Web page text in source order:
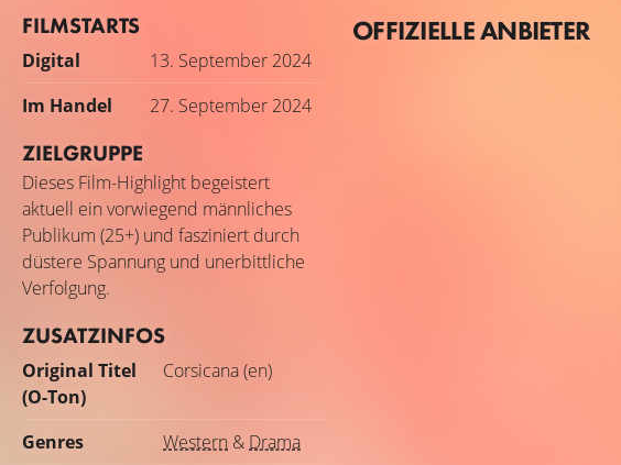
FILMSTARTS
Digital
13. September 2024
Im Handel
27. September 2024
ZIELGRUPPE
Dieses Film-Highlight begeistert
aktuell ein vorwiegend männliches
Publikum (25+) und fasziniert durch
düstere Spannung und unerbittliche
Verfolgung.
ZUSATZINFOS
Original Titel
(O-Ton)
Corsicana (en)
Genres Western & Drama
OFFIZIELLE ANBIETER